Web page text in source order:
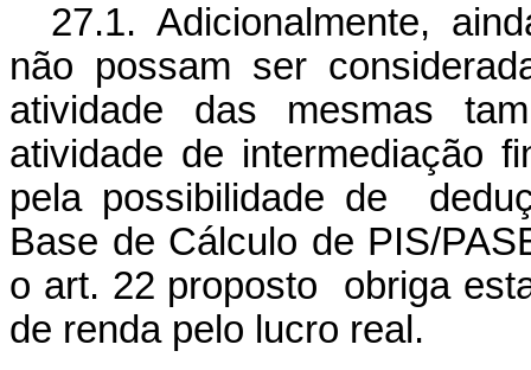
27.1. Adicionalmente,
não possam ser
atividade das mesmas
atividade de intermediação
pela possibilidade de
Base de Cálculo de PIS/
o art. 22 proposto obriga
de renda pelo lucro real.